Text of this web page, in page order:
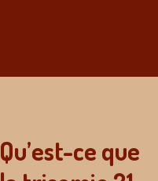
Qu’est-ce que